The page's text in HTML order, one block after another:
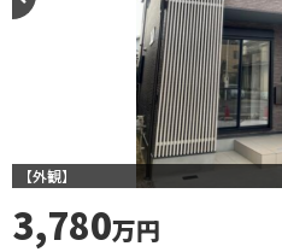
【外観】
3,780万円